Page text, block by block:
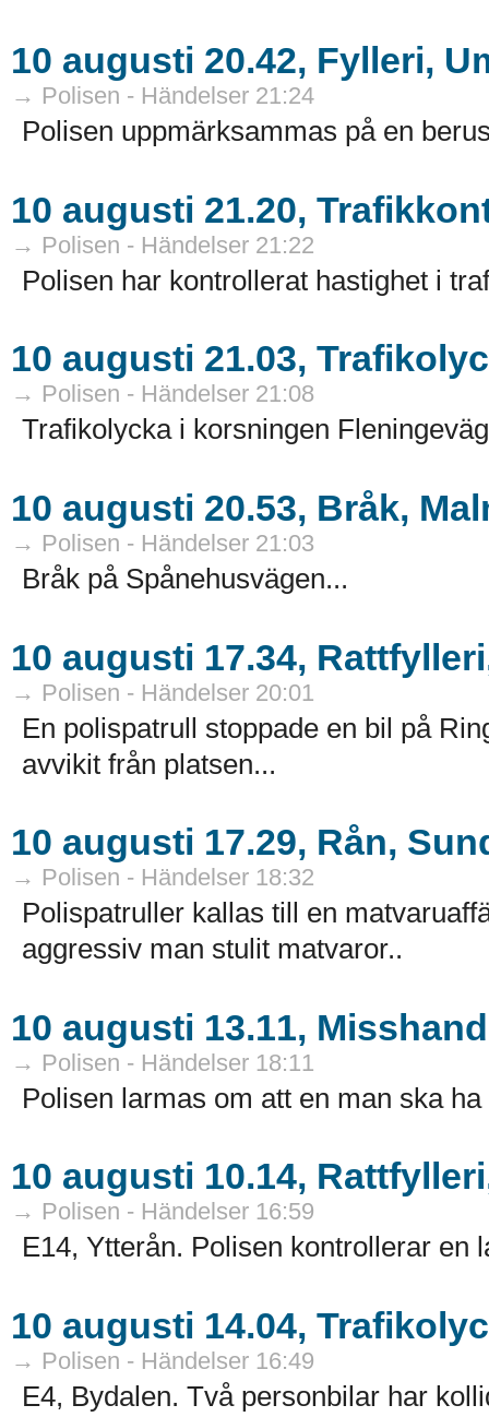
10 augusti 20.42, Fylleri,
→ Polisen - Händelser 21:24
Polisen uppmärksammas på en
10 augusti 21.20,
→ Polisen - Händelser 21:22
Polisen har kontrollerat hastighet i
10 augusti 21.03,
→ Polisen - Händelser 21:08
Trafikolycka i korsningen
10 augusti 20.53, Bråk,
→ Polisen - Händelser 21:03
Bråk på Spånehusvägen...
10 augusti 17.34,
→ Polisen - Händelser 20:01
En polispatrull stoppade en bil på
avvikit från platsen...
10 augusti 17.29, Rån,
→ Polisen - Händelser 18:32
Polispatruller kallas till en
aggressiv man stulit matvaror..
10 augusti 13.11,
→ Polisen - Händelser 18:11
Polisen larmas om att en man ska
10 augusti 10.14,
→ Polisen - Händelser 16:59
E14, Ytterån. Polisen kontrollerar en
10 augusti 14.04,
→ Polisen - Händelser 16:49
E4, Bydalen. Två personbilar har